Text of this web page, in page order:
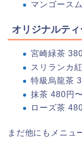
マンゴース
オリジナルティ
宮崎緑茶
スリランカ
特級烏龍茶
抹茶 480円〜
ローズ茶
まだ他にもメニュ